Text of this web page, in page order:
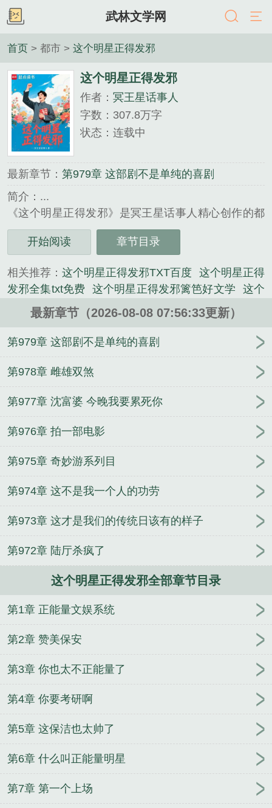
武林文学网
首页 > 都市 > 这个明星正得发邪
这个明星正得发邪
作者： 冥王星话事人
字数：307.8万字
状态：连载中
最新章节： 第979章 这部剧不是单纯的喜剧
简介：...
《这个明星正得发邪》是冥王星话事人精心创作的都
市类小说。
开始阅读
章节目录
相关推荐： 这个明星正得发邪TXT百度
这个明星正得
发邪全集txt免费
这个明星正得发邪篱笆好文学
这个
明星正得发邪笔趣阁
这个明星正得发邪笔趣阁无弹
窗最新章节
这个明星正得发邪原著
这个明星正得发
邪全文免费阅读软件
这个明星正得发邪起点
这个明
得发邪笔趣阁免费阅读无弹窗
这个明星正得发邪笔
星正得发邪作者冥王星话事人
这个明星正得发邪冥
正得发邪TXT
这个明星正得发邪 冥王星话事人
这个
明星正得发邪最新章节
这个明星正得发邪笔趣阁最
新章节TXT
这个明星正得发邪txt百度资源
这个明星
正得发邪 无错 这个明星正得发邪免费
这个明星正
版
这个明星正得发邪笔趣阁免费阅读 这个明星正得
得发邪顶点中文 这个明星正得发邪123读书网
这个
个明星正得发邪在线无弹窗 这个明星正得发邪无错
这个明星正得发邪txt
这个明星正得发邪手打无错字
版
这个明星正得发邪全本免费
这个明星正得发邪完
结免费 这个明星正得发邪免费阅读无弹窗
这个明星
这
个明星正得发邪最新章节笔趣阁
这个明星正得发邪
窗阅读 这个明星正得发邪零点
这个明星正得发邪奇
txt全文免费阅读
这个明星正得发邪女主是谁
这个明
这个明星正得发邪全本完结免
费
这个明星正得发邪笔趣阁最新
这个明星正得发邪
笔趣阁在线
这个明星正得发邪在线阅读免费
这个明
这个明星正得发邪笔趣阁
最新章节（2026-08-08 07:56:33更新）
第979章 这部剧不是单纯的喜剧
第978章 雌雄双煞
第977章 沈富婆 今晚我要累死你
第976章 拍一部电影
第975章 奇妙游系列目
第974章 这不是我一个人的功劳
第973章 这才是我们的传统日该有的样子
第972章 陆厅杀疯了
这个明星正得发邪全部章节目录
第1章 正能量文娱系统
第2章 赞美保安
第3章 你也太不正能量了
第4章 你要考研啊
第5章 这保洁也太帅了
第6章 什么叫正能量明星
第7章 第一个上场